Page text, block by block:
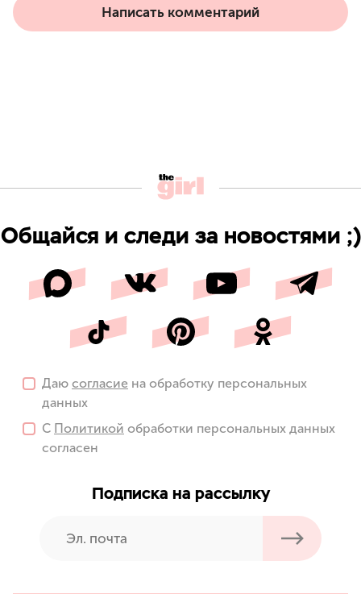
Написать комментарий
Общайся и следи за новостями ;)
Даю согласие на обработку персональных
данных
С Политикой обработки персональных данных
согласен
Подписка на рассылку